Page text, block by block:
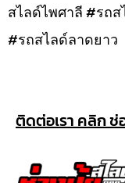
สไลด์ไพศาลี #รถ
#รถสไลด์ลาดยาว
ติดต่อเรา คลิก ช่